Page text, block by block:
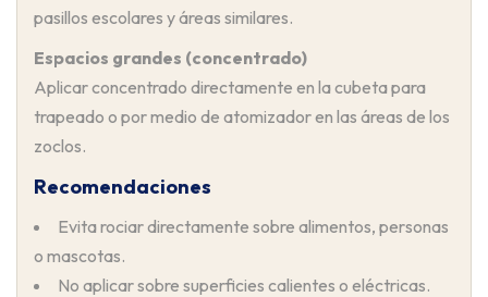
pasillos escolares y áreas similares.
Espacios grandes (concentrado)
Aplicar concentrado directamente en la cubeta para
trapeado o por medio de atomizador en las áreas de los
zoclos.
Recomendaciones
Evita rociar directamente sobre alimentos, personas
o mascotas.
No aplicar sobre superficies calientes o eléctricas.